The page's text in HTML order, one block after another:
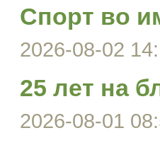
Спорт во
2026-08-02
25 лет на
2026-08-01